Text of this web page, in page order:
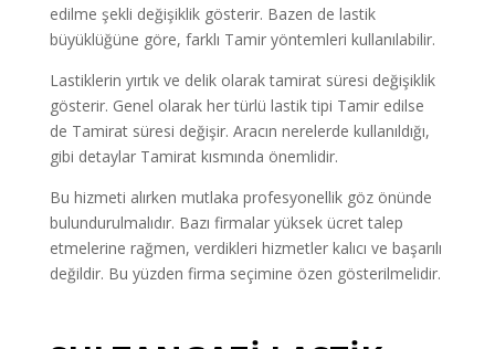
edilme şekli değişiklik gösterir. Bazen de lastik
büyüklüğüne göre, farklı Tamir yöntemleri kullanılabilir.
Lastiklerin yırtık ve delik olarak tamirat süresi değişiklik
gösterir. Genel olarak her türlü lastik tipi Tamir edilse
de Tamirat süresi değişir. Aracın nerelerde kullanıldığı,
gibi detaylar Tamirat kısmında önemlidir.
Bu hizmeti alırken mutlaka profesyonellik göz önünde
bulundurulmalıdır. Bazı firmalar yüksek ücret talep
etmelerine rağmen, verdikleri hizmetler kalıcı ve başarılı
değildir. Bu yüzden firma seçimine özen gösterilmelidir.